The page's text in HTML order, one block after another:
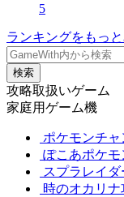
5
ランキングをもっ
検索
攻略取扱いゲーム
家庭用ゲーム機
ポケモンチ
ぽこあポケモ
スプラレイ
時のオカリナ